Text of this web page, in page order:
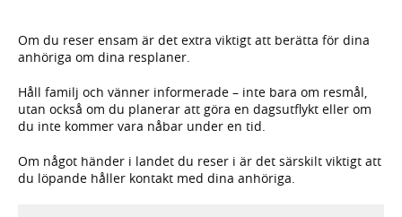
Om du reser ensam är det extra viktigt att berätta för dina
anhöriga om dina resplaner.
Håll familj och vänner informerade – inte bara om resmål,
utan också om du planerar att göra en dagsutflykt eller om
du inte kommer vara nåbar under en tid.
Om något händer i landet du reser i är det särskilt viktigt att
du löpande håller kontakt med dina anhöriga.